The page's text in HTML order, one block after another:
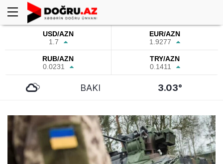
USD/AZN
1.7
EUR/AZN
1.9277
RUB/AZN
0.0231
TRY/AZN
0.1411
BAKI 3.03°